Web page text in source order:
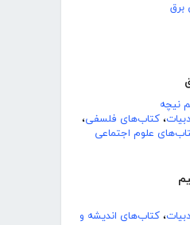
نیچه
، کتاب‌های فلسفی،
علوم اجتماعی
، کتاب‌های اندیشه و